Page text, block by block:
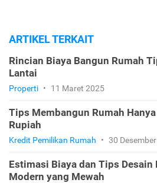
ARTIKEL TERKAIT
Rincian Biaya Bangun Rumah
Lantai
Properti • 11 Maret 2025
Tips Membangun Rumah
Rupiah
Kredit Pemilikan Rumah • 30
Estimasi Biaya dan Tips
Modern yang Mewah